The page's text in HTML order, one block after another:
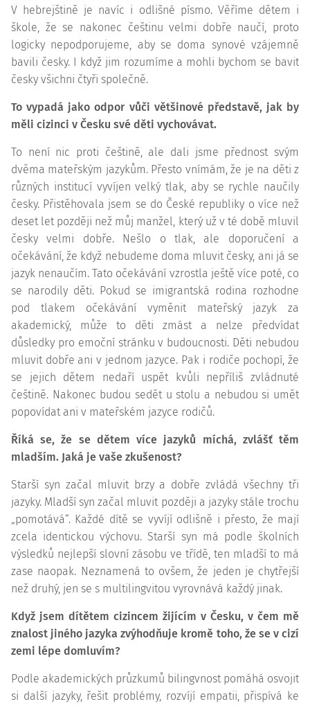
V hebrejštině je navíc i odlišné písmo. Věříme dětem i
škole, že se nakonec češtinu velmi dobře naučí, proto
logicky nepodporujeme, aby se doma synové vzájemně
bavili česky. I když jim rozumíme a mohli bychom se bavit
česky všichni čtyři společně.
To vypadá jako odpor vůči většinové představě, jak by
měli cizinci v Česku své děti vychovávat.
To není nic proti češtině, ale dali jsme přednost svým
dvěma mateřským jazykům. Přesto vnímám, že je na děti z
různých institucí vyvíjen velký tlak, aby se rychle naučily
česky. Přistěhovala jsem se do České republiky o více než
deset let později než můj manžel, který už v té době mluvil
česky velmi dobře. Nešlo o tlak, ale doporučení a
očekávání, že když nebudeme doma mluvit česky, ani já se
jazyk nenaučím. Tato očekávání vzrostla ještě více poté, co
se narodily děti. Pokud se imigrantská rodina rozhodne
pod tlakem očekávání vyměnit mateřský jazyk za
akademický, může to děti zmást a nelze předvídat
důsledky pro emoční stránku v budoucnosti. Děti nebudou
mluvit dobře ani v jednom jazyce. Pak i rodiče pochopí, že
se jejich dětem nedaří uspět kvůli nepříliš zvládnuté
češtině. Nakonec budou sedět u stolu a nebudou si umět
popovídat ani v mateřském jazyce rodičů.
Říká se, že se dětem více jazyků míchá, zvlášť těm
mladším. Jaká je vaše zkušenost?
Starší syn začal mluvit brzy a dobře zvládá všechny tři
jazyky. Mladší syn začal mluvit později a jazyky stále trochu
„pomotává“. Každé dítě se vyvíjí odlišně i přesto, že mají
zcela identickou výchovu. Starší syn má podle školních
výsledků nejlepší slovní zásobu ve třídě, ten mladší to má
zase naopak. Neznamená to ovšem, že jeden je chytřejší
než druhý, jen se s multilingvitou vyrovnává každý jinak.
Když jsem dítětem cizincem žijícím v Česku, v čem mě
znalost jiného jazyka zvýhodňuje kromě toho, že se v cizí
zemi lépe domluvím?
Podle akademických průzkumů bilingvnost pomáhá osvojit
si další jazyky, řešit problémy, rozvíjí empatii, přispívá ke